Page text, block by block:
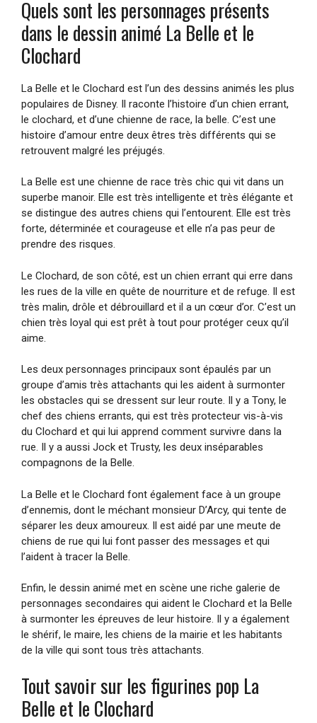
Quels sont les personnages présents
dans le dessin animé La Belle et le
Clochard
La Belle et le Clochard est l’un des dessins animés les plus
populaires de Disney. Il raconte l’histoire d’un chien errant,
le clochard, et d’une chienne de race, la belle. C’est une
histoire d’amour entre deux êtres très différents qui se
retrouvent malgré les préjugés.
La Belle est une chienne de race très chic qui vit dans un
superbe manoir. Elle est très intelligente et très élégante et
se distingue des autres chiens qui l’entourent. Elle est très
forte, déterminée et courageuse et elle n’a pas peur de
prendre des risques.
Le Clochard, de son côté, est un chien errant qui erre dans
les rues de la ville en quête de nourriture et de refuge. Il est
très malin, drôle et débrouillard et il a un cœur d’or. C’est un
chien très loyal qui est prêt à tout pour protéger ceux qu’il
aime.
Les deux personnages principaux sont épaulés par un
groupe d’amis très attachants qui les aident à surmonter
les obstacles qui se dressent sur leur route. Il y a Tony, le
chef des chiens errants, qui est très protecteur vis-à-vis
du Clochard et qui lui apprend comment survivre dans la
rue. Il y a aussi Jock et Trusty, les deux inséparables
compagnons de la Belle.
La Belle et le Clochard font également face à un groupe
d’ennemis, dont le méchant monsieur D’Arcy, qui tente de
séparer les deux amoureux. Il est aidé par une meute de
chiens de rue qui lui font passer des messages et qui
l’aident à tracer la Belle.
Enfin, le dessin animé met en scène une riche galerie de
personnages secondaires qui aident le Clochard et la Belle
à surmonter les épreuves de leur histoire. Il y a également
le shérif, le maire, les chiens de la mairie et les habitants
de la ville qui sont tous très attachants.
Tout savoir sur les figurines pop La
Belle et le Clochard